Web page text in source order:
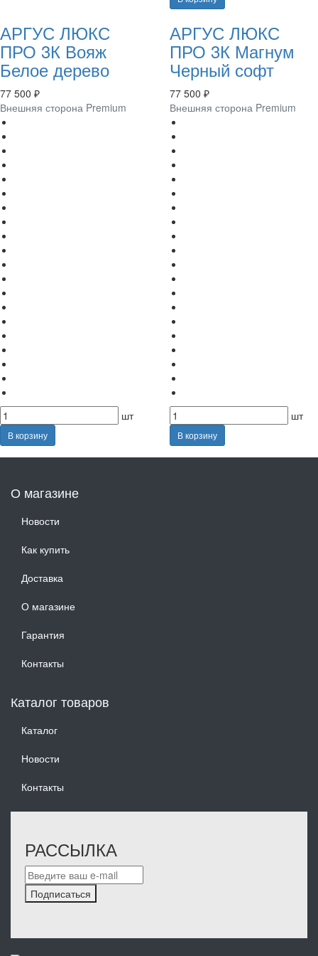
АРГУС ЛЮКС
ПРО 3К Вояж
Белое дерево
77 500 ₽
Внешняя сторона Premium
шт
В корзину
АРГУС ЛЮКС
ПРО 3К Магнум
Черный софт
77 500 ₽
Внешняя сторона Premium
шт
В корзину
О магазине
Новости
Как купить
Доставка
О магазине
Гарантия
Контакты
Каталог товаров
Каталог
Новости
Контакты
РАССЫЛКА
Подписаться